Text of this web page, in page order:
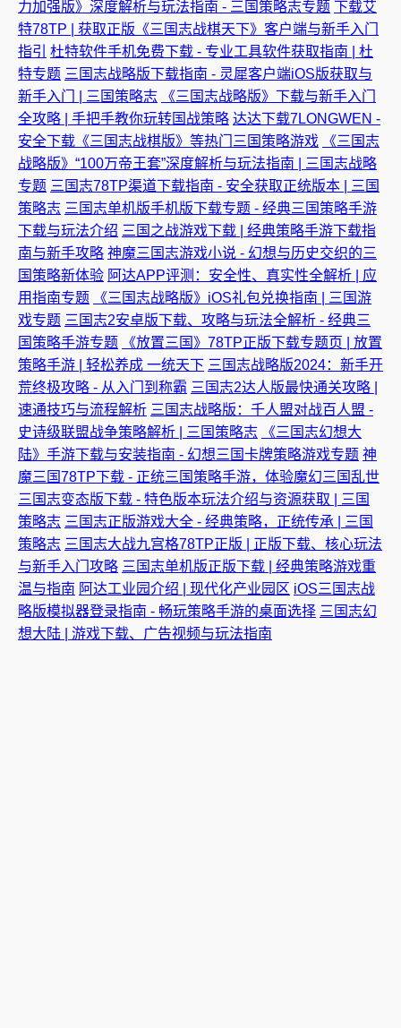
力加强版》深度解析与玩法指南 - 三国策略志专题
下载艾
特78TP | 获取正版《三国志战棋天下》客户端与新手入门
指引
杜特软件手机免费下载 - 专业工具软件获取指南 | 杜
特专题 三国志战略版下载指南 - 灵犀客户端iOS版获取与
新手入门 | 三国策略志
《三国志战略版》下载与新手入门
全攻略 | 手把手教你玩转国战策略 达达下载7LONGWEN -
安全下载《三国志战棋版》等热门三国策略游戏
《三国志
战略版》“100万帝王套”深度解析与玩法指南 | 三国志战略
专题 三国志78TP渠道下载指南 - 安全获取正统版本 | 三国
策略志 三国志单机版手机版下载专题 - 经典三国策略手游
下载与玩法介绍 三国之战游戏下载 | 经典策略手游下载指
南与新手攻略 神魔三国志游戏小说 - 幻想与历史交织的三
国策略新体验 阿达APP评测：安全性、真实性全解析 | 应
用指南专题
《三国志战略版》iOS礼包兑换指南 | 三国游
戏专题 三国志2安卓版下载、攻略与玩法全解析 - 经典三
国策略手游专题
《放置三国》78TP正版下载专题页 | 放置
策略手游 | 轻松养成 一统天下 三国志战略版2024：新手开
荒终极攻略 - 从入门到称霸 三国志2达人版最快通关攻略 |
速通技巧与流程解析 三国志战略版：千人盟对战百人盟 -
史诗级联盟战争策略解析 | 三国策略志
《三国志幻想大
陆》手游下载与安装指南 - 幻想三国卡牌策略游戏专题 神
魔三国78TP下载 - 正统三国策略手游，体验魔幻三国乱世
三国志变态版下载 - 特色版本玩法介绍与资源获取 | 三国
策略志 三国志正版游戏大全 - 经典策略，正统传承 | 三国
策略志 三国志大战九宫格78TP正版 | 正版下载、核心玩法
与新手入门攻略 三国志单机版正版下载 | 经典策略游戏重
温与指南 阿达工业园介绍 | 现代化产业园区 iOS三国志战
略版模拟器登录指南 - 畅玩策略手游的桌面选择 三国志幻
想大陆 | 游戏下载、广告视频与玩法指南